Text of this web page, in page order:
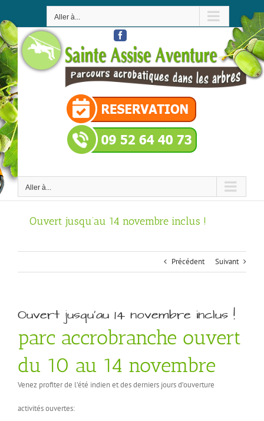
contenu
Aller à...
Facebook
Aller à...
Ouvert jusqu’au 14 novembre inclus !
Précédent Suivant
Ouvert jusqu’au 14 novembre inclus !
parc accrobranche ouvert
du 10 au 14 novembre
Venez profiter de l’été indien et des derniers jours d’ouverture
activités ouvertes: